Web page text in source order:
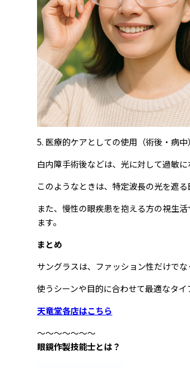
5. 医療的ケアとしての使用（術後・病中）
白内障手術後などは、光に対して過敏に
このようなときは、特定波長の光を遮
また、慢性の眼疾患を抱える方の視生
ます。
まとめ
サングラスは、ファッション性だけで
使うシーンや目的に合わせて最適なタ
天竜堂各店はこちら
～～～～～～～
眼鏡作製技能士とは？